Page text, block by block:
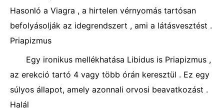
Hasonló a Viagra , a hirtelen vérnyomás tartósan
befolyásolják az idegrendszert , ami a látásvesztést .
Priapizmus
Egy ironikus mellékhatása Libidus is Priapizmus ,
az erekció tartó 4 vagy több órán keresztül . Ez egy
súlyos állapot, amely azonnali orvosi beavatkozást .
Halál